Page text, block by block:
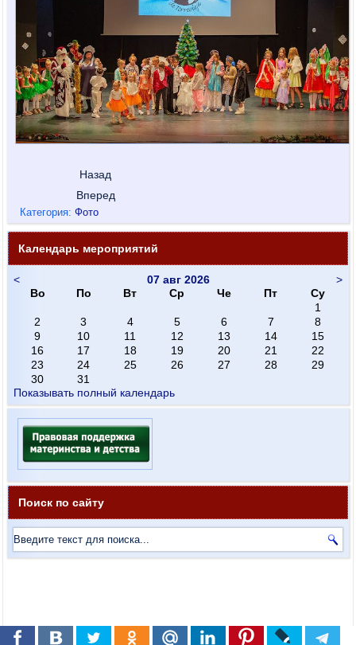
Назад
Вперед
Категория:Фото
Календарь мероприятий
< >
07 авг 2026
Во
По Вт Ср Че Пт
Су
1
2
3 4 5 6 7
8
9
10 11 12 13 14
15
16
17 18 19 20 21
22
23
24 25 26 27 28
29
30
31
Показывать полный календарь
Поиск по сайту